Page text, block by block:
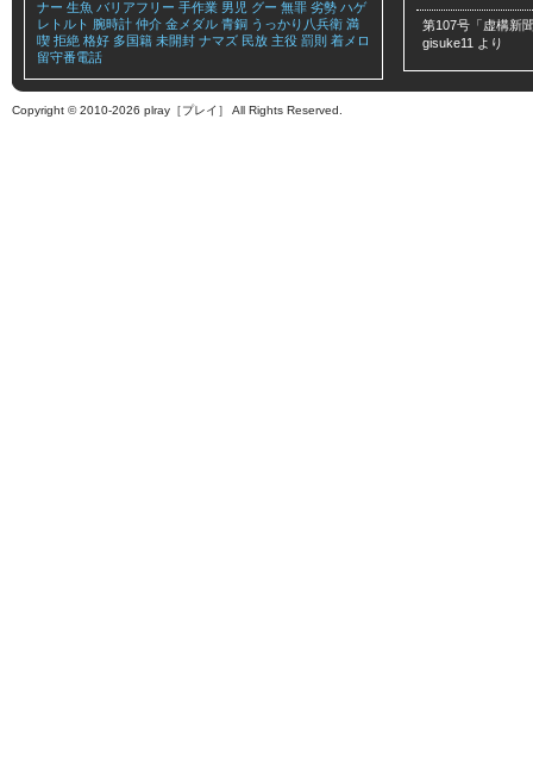
ナー 生魚 バリアフリー 手作業 男児 グー 無罪 劣勢 ハゲ
レトルト 腕時計 仲介 金メダル 青銅 うっかり八兵衛 満
喫 拒絶 格好 多国籍 未開封 ナマズ 民放 主役 罰則 着メロ
留守番電話
第107号「虚構新
gisuke11 より
Copyright © 2010-2026 plray［プレイ］ All Rights Reserved.